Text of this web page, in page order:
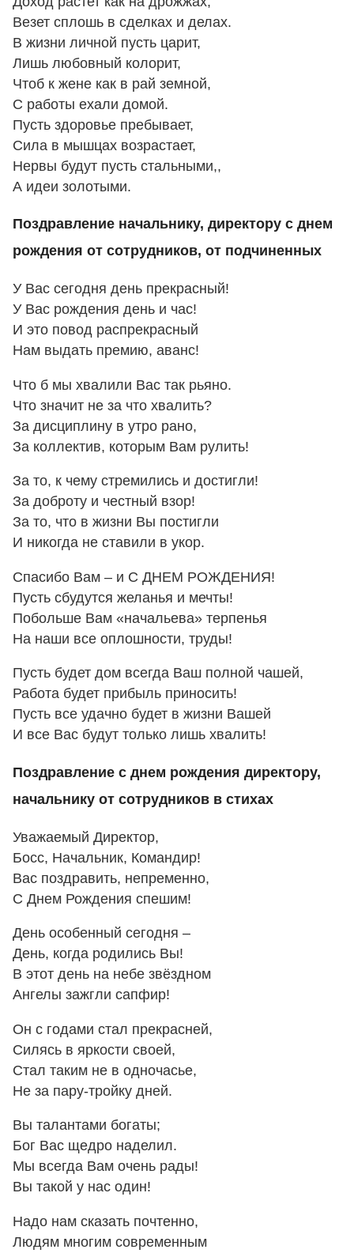
Везет сплошь в сделках и делах.
В жизни личной пусть царит,
Лишь любовный колорит,
Чтоб к жене как в рай земной,
С работы ехали домой.
Пусть здоровье пребывает,
Сила в мышцах возрастает,
Нервы будут пусть стальными,,
А идеи золотыми.
Поздравление начальнику, директору с днем
рождения от сотрудников, от подчиненных
У Вас сегодня день прекрасный!
У Вас рождения день и час!
И это повод распрекрасный
Нам выдать премию, аванс!
Что б мы хвалили Вас так рьяно.
Что значит не за что хвалить?
За дисциплину в утро рано,
За коллектив, которым Вам рулить!
За то, к чему стремились и достигли!
За доброту и честный взор!
За то, что в жизни Вы постигли
И никогда не ставили в укор.
Спасибо Вам – и С ДНЕМ РОЖДЕНИЯ!
Пусть сбудутся желанья и мечты!
Побольше Вам «начальева» терпенья
На наши все оплошности, труды!
Пусть будет дом всегда Ваш полной чашей,
Работа будет прибыль приносить!
Пусть все удачно будет в жизни Вашей
И все Вас будут только лишь хвалить!
Поздравление с днем рождения директору,
начальнику от сотрудников в стихах
Уважаемый Директор,
Босс, Начальник, Командир!
Вас поздравить, непременно,
С Днем Рождения спешим!
День особенный сегодня –
День, когда родились Вы!
В этот день на небе звёздном
Ангелы зажгли сапфир!
Он с годами стал прекрасней,
Силясь в яркости своей,
Стал таким не в одночасье,
Не за пару-тройку дней.
Вы талантами богаты;
Бог Вас щедро наделил.
Мы всегда Вам очень рады!
Вы такой у нас один!
Надо нам сказать почтенно,
Людям многим современным